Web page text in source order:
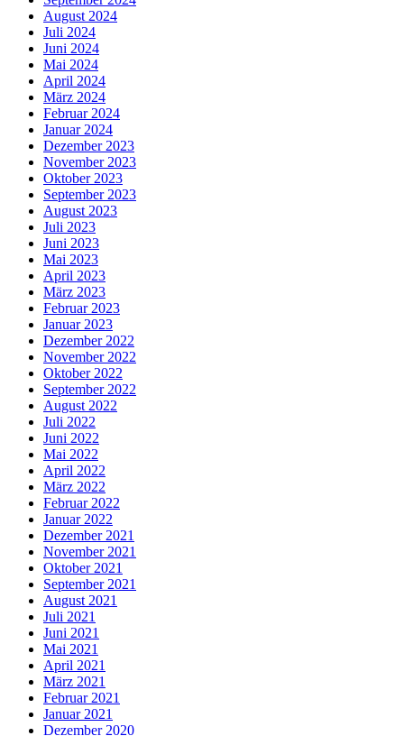
August 2024
Juli 2024
Juni 2024
Mai 2024
April 2024
März 2024
Februar 2024
Januar 2024
Dezember 2023
November 2023
Oktober 2023
September 2023
August 2023
Juli 2023
Juni 2023
Mai 2023
April 2023
März 2023
Februar 2023
Januar 2023
Dezember 2022
November 2022
Oktober 2022
September 2022
August 2022
Juli 2022
Juni 2022
Mai 2022
April 2022
März 2022
Februar 2022
Januar 2022
Dezember 2021
November 2021
Oktober 2021
September 2021
August 2021
Juli 2021
Juni 2021
Mai 2021
April 2021
März 2021
Februar 2021
Januar 2021
Dezember 2020